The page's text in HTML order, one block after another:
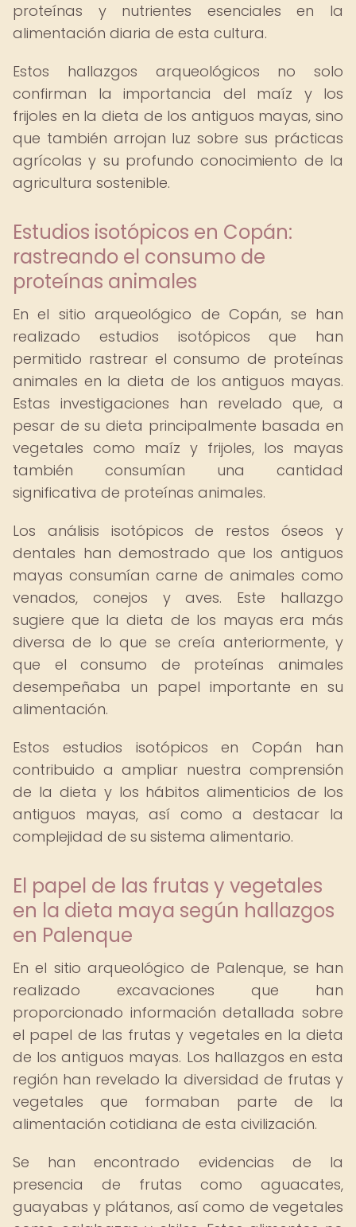
proteínas y nutrientes esenciales en la
alimentación diaria de esta cultura.
Estos hallazgos arqueológicos no solo
confirman la importancia del maíz y los
frijoles en la dieta de los antiguos mayas, sino
que también arrojan luz sobre sus prácticas
agrícolas y su profundo conocimiento de la
agricultura sostenible.
Estudios isotópicos en Copán:
rastreando el consumo de
proteínas animales
En el sitio arqueológico de Copán, se han
realizado estudios isotópicos que han
permitido rastrear el consumo de proteínas
animales en la dieta de los antiguos mayas.
Estas investigaciones han revelado que, a
pesar de su dieta principalmente basada en
vegetales como maíz y frijoles, los mayas
también consumían una cantidad
significativa de proteínas animales.
Los análisis isotópicos de restos óseos y
dentales han demostrado que los antiguos
mayas consumían carne de animales como
venados, conejos y aves. Este hallazgo
sugiere que la dieta de los mayas era más
diversa de lo que se creía anteriormente, y
que el consumo de proteínas animales
desempeñaba un papel importante en su
alimentación.
Estos estudios isotópicos en Copán han
contribuido a ampliar nuestra comprensión
de la dieta y los hábitos alimenticios de los
antiguos mayas, así como a destacar la
complejidad de su sistema alimentario.
El papel de las frutas y vegetales
en la dieta maya según hallazgos
en Palenque
En el sitio arqueológico de Palenque, se han
realizado excavaciones que han
proporcionado información detallada sobre
el papel de las frutas y vegetales en la dieta
de los antiguos mayas. Los hallazgos en esta
región han revelado la diversidad de frutas y
vegetales que formaban parte de la
alimentación cotidiana de esta civilización.
Se han encontrado evidencias de la
presencia de frutas como aguacates,
guayabas y plátanos, así como de vegetales